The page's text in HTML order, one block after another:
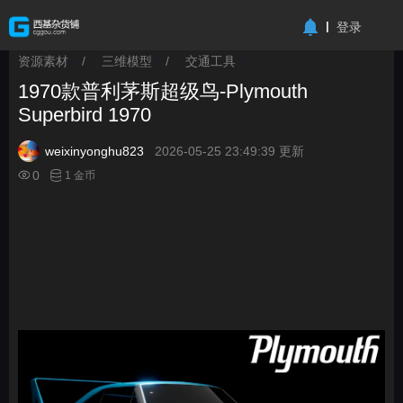
登录
资源素材 / 三维模型 / 交通工具
1970款普利茅斯超级鸟-Plymouth
Superbird 1970
weixinyonghu823
2026-05-25 23:49:39 更新
0
1 金币